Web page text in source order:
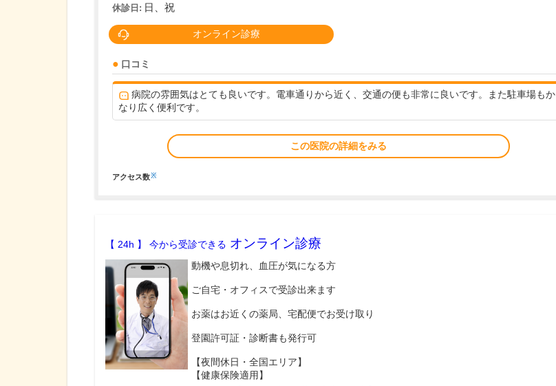
休診日: 日、祝
オンライン診療
口コミ
病院の雰囲気はとても良いです。電車通りから近く、交通の便も非常に良いです。また駐車場もか
なり広く便利です。
この医院の詳細をみる
アクセス数※
【 24h 】 今から受診できる オンライン診療
動機や息切れ、血圧が気になる方
ご自宅・オフィスで受診出来ます
お薬はお近くの薬局、宅配便でお受け取り
登園許可証・診断書も発行可
【夜間休日・全国エリア】
【健康保険適用】